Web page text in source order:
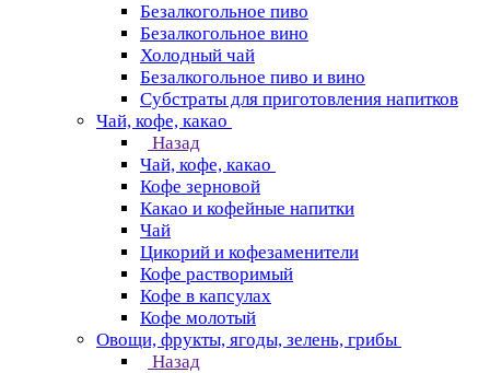
Безалкогольное пиво
Безалкогольное вино
Холодный чай
Безалкогольное пиво и вино
Субстраты для приготовления напитков
Чай, кофе, какао
Назад
Чай, кофе, какао
Кофе зерновой
Какао и кофейные напитки
Чай
Цикорий и кофезаменители
Кофе растворимый
Кофе в капсулах
Кофе молотый
Овощи, фрукты, ягоды, зелень, грибы
Назад